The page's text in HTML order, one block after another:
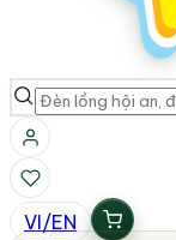
VI/EN